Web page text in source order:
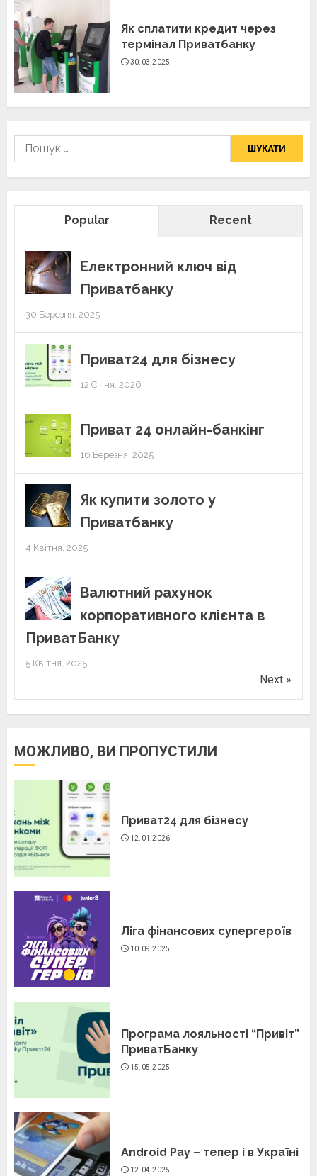
Як сплатити кредит через
термінал Приватбанку
30.03.2025
Пошук:
Popular Recent
Електронний ключ від
Приватбанку
30 Березня, 2025
Приват24 для бізнесу
12 Січня, 2026
Приват 24 онлайн-банкінг
16 Березня, 2025
Як купити золото у
Приватбанку
4 Квітня, 2025
Валютний рахунок
корпоративного клієнта в
ПриватБанку
5 Квітня, 2025
Next »
МОЖЛИВО, ВИ ПРОПУСТИЛИ
Приват24 для бізнесу
12.01.2026
Ліга фінансових супергероїв
10.09.2025
Програма лояльності “Привіт”
ПриватБанку
15.05.2025
Android Pay – тепер і в Україні
12.04.2025